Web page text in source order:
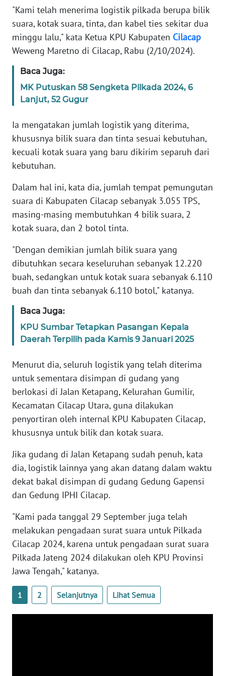
"Kami telah menerima logistik pilkada berupa bilik
suara, kotak suara, tinta, dan kabel ties sekitar dua
minggu lalu," kata Ketua KPU Kabupaten Cilacap
Weweng Maretno di Cilacap, Rabu (2/10/2024).
Baca Juga:
MK Putuskan 58 Sengketa Pilkada 2024, 6
Lanjut, 52 Gugur
Ia mengatakan jumlah logistik yang diterima,
khususnya bilik suara dan tinta sesuai kebutuhan,
kecuali kotak suara yang baru dikirim separuh dari
kebutuhan.
Dalam hal ini, kata dia, jumlah tempat pemungutan
suara di Kabupaten Cilacap sebanyak 3.055 TPS,
masing-masing membutuhkan 4 bilik suara, 2
kotak suara, dan 2 botol tinta.
"Dengan demikian jumlah bilik suara yang
dibutuhkan secara keseluruhan sebanyak 12.220
buah, sedangkan untuk kotak suara sebanyak 6.110
buah dan tinta sebanyak 6.110 botol," katanya.
Baca Juga:
KPU Sumbar Tetapkan Pasangan Kepala
Daerah Terpilih pada Kamis 9 Januari 2025
Menurut dia, seluruh logistik yang telah diterima
untuk sementara disimpan di gudang yang
berlokasi di Jalan Ketapang, Kelurahan Gumilir,
Kecamatan Cilacap Utara, guna dilakukan
penyortiran oleh internal KPU Kabupaten Cilacap,
khususnya untuk bilik dan kotak suara.
Jika gudang di Jalan Ketapang sudah penuh, kata
dia, logistik lainnya yang akan datang dalam waktu
dekat bakal disimpan di gudang Gedung Gapensi
dan Gedung IPHI Cilacap.
"Kami pada tanggal 29 September juga telah
melakukan pengadaan surat suara untuk Pilkada
Cilacap 2024, karena untuk pengadaan surat suara
Pilkada Jateng 2024 dilakukan oleh KPU Provinsi
Jawa Tengah," katanya.
1 2 Selanjutnya Lihat Semua
TENTANG
KAMI
PEDOMAN
MEDIA
REDAKSI
DISCLAIMER
Wahana
Regional
WN
SUMUT
WN
JAKARTA
WN
WN
BANTEN
WN
NTT
WN
PAPUA
BARAT
RIAU
WN
SERAMBI